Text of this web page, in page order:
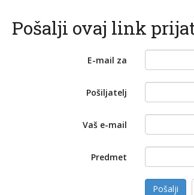
Pošalji ovaj link
E-mail za
Pošiljatelj
Vaš e-mail
Predmet
Pošalji